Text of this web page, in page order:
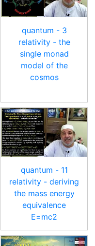
3 - quantum
relativity - the
single monad
model of the
cosmos
11 - quantum
relativity - deriving
the mass energy
equivalence
E=mc2